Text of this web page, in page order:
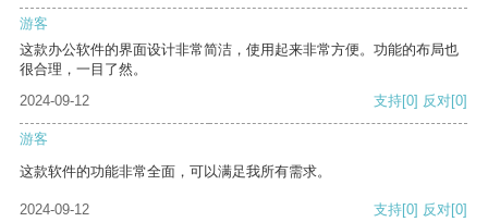
游客
这款办公软件的界面设计非常简洁，使用起来非常方便。功能的布局也
很合理，一目了然。
2024-09-12
支持[0] 反对[0]
游客
这款软件的功能非常全面，可以满足我所有需求。
2024-09-12 支持[0] 反对[0]